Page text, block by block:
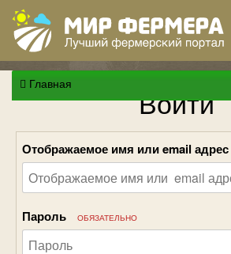
Главная Войти
Отображаемое имя или email адрес
Пароль ОБЯЗАТЕЛЬНО